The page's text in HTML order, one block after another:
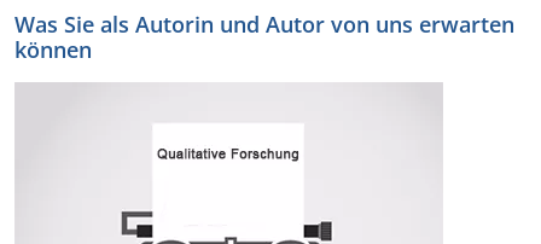
Was Sie als Autorin und Autor von uns erwarten
können